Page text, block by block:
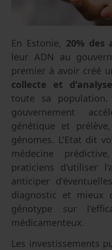
En Estonie, 20% des
leur ADN au
premier à avoir créé
collecte et
toute sa
gouvernement
génétique et
génomes. L'Etat dit
médecine
praticiens d'utiliser
anticiper
diagnostic et mieux
génotype sur
médicamenteux.
Les investissements